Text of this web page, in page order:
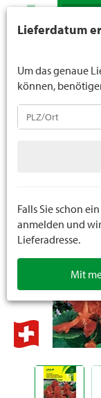
Suche
Sämereien
Steckzwiebeln
Blumenzwiebeln
Lieferdatum
Um das genaue
können,
Falls Sie schon
anmelden und
Lieferadresse.
Mit
unter 16 Jahren.
Sie uns